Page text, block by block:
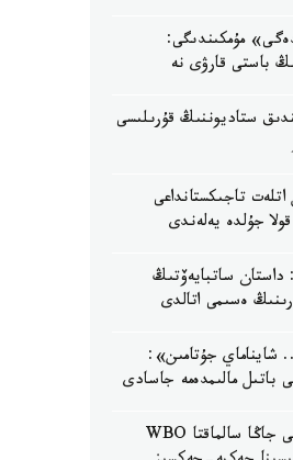
مۇمكىندىگى:
باستى قارۋى نە
مىڭ ورىندىق ستاديوننىڭ قۇرىلىسى
تاجىكستانداعى
قولا جۇلدە يەلەندى
ساتبايەۆتىڭ
ەسىمى اتالدى
شايناماي جۇتامىن»:
باتىل مالىمدەمە جاسادى
جانىبەك ءالىمحان ۇلى جاڭا سالماقتا WBO